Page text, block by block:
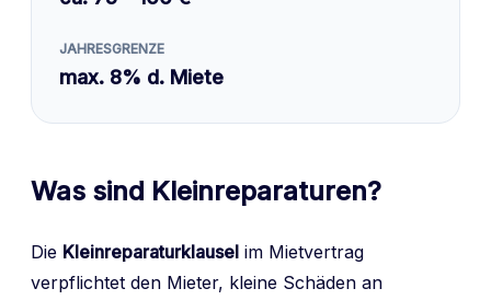
JAHRESGRENZE
max. 8% d. Miete
Was sind Kleinreparaturen?
Die Kleinreparaturklausel im Mietvertrag
verpflichtet den Mieter, kleine Schäden an